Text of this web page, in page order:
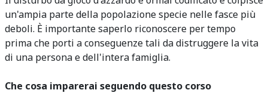
un'ampia parte della popolazione specie nelle fasce più
deboli. È importante saperlo riconoscere per tempo
prima che porti a conseguenze tali da distruggere la vita
di una persona e dell'intera famiglia.
Che cosa imparerai seguendo questo corso